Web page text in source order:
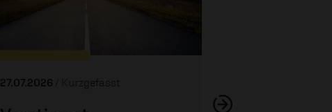
27.07.2026 / Kurzgefasst